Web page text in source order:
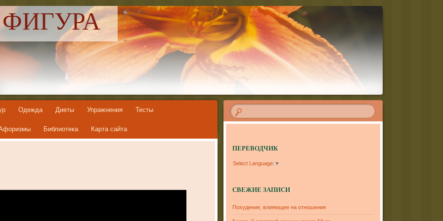
Одежда Диеты Упражнения Тесты
Библиотека Карта сайта
ПЕРЕВОДЧИК
Select Language ▼
СВЕЖИЕ ЗАПИСИ
Похудение, влияющее на отношения